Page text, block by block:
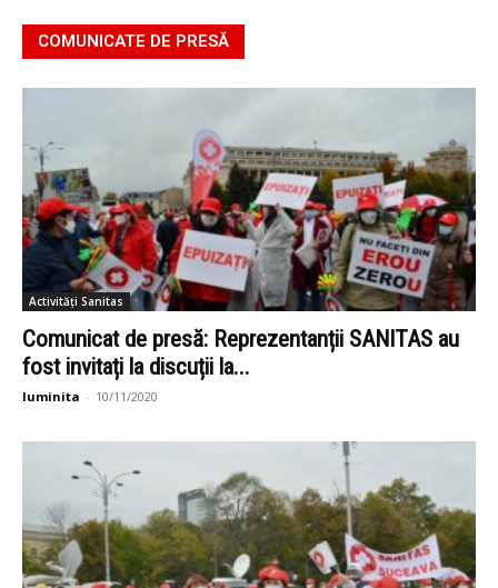
COMUNICATE DE PRESĂ
Activități Sanitas
Comunicat de presă: Reprezentanții SANITAS au
fost invitați la discuții la...
luminita - 10/11/2020